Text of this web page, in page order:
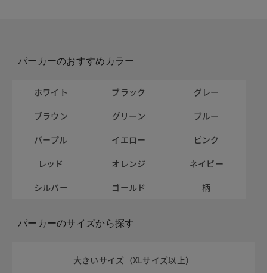
パーカーのおすすめカラー
ホワイト ブラック
グレー
ブラウン
グリーン
ブルー
パープル
イエロー
ピンク
レッド
オレンジ
ネイビー
シルバー
ゴールド 柄
パーカーのサイズから探す
大きいサイズ（XLサイズ以上）